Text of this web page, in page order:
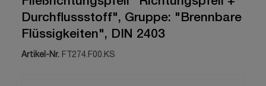
Durchflussstoff", Gruppe: "Brennbare
Flüssigkeiten", DIN 2403
Artikel-Nr. FT274.F00.KS